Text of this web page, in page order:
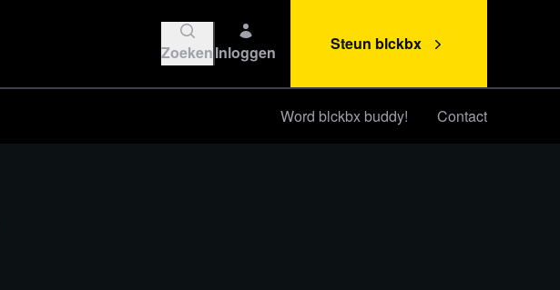
ZoekenInloggen Steun blckbx
Word blckbx buddy! Contact